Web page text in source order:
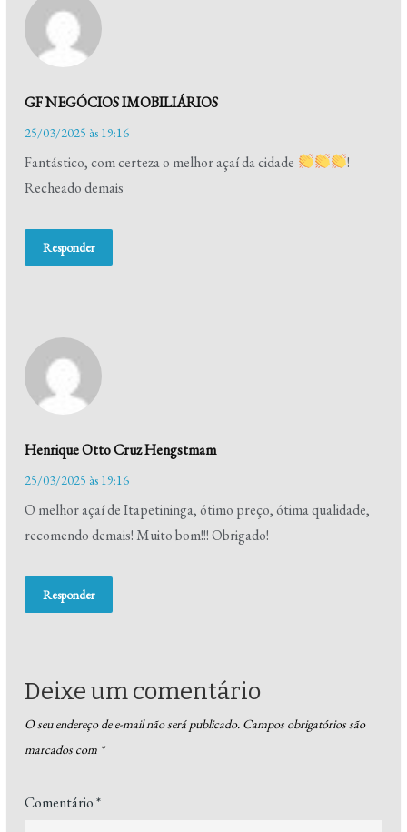
GF NEGÓCIOS IMOBILIÁRIOS
25/03/2025 às 19:16
Fantástico, com certeza o melhor açaí da cidade
!
Recheado demais
Responder
Henrique Otto Cruz Hengstmam
25/03/2025 às 19:16
O melhor açaí de Itapetininga, ótimo preço, ótima qualidade,
recomendo demais! Muito bom!!! Obrigado!
Responder
Deixe um comentário
O seu endereço de e-mail não será publicado. Campos obrigatórios são
marcados com *
Comentário*